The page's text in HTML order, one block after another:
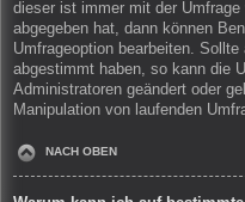
dieser ist immer mit der
abgegeben hat, dann können
Umfrageoption bearbeiten.
abgestimmt haben, so kann die
Administratoren geändert oder
Manipulation von laufenden
NACH OBEN